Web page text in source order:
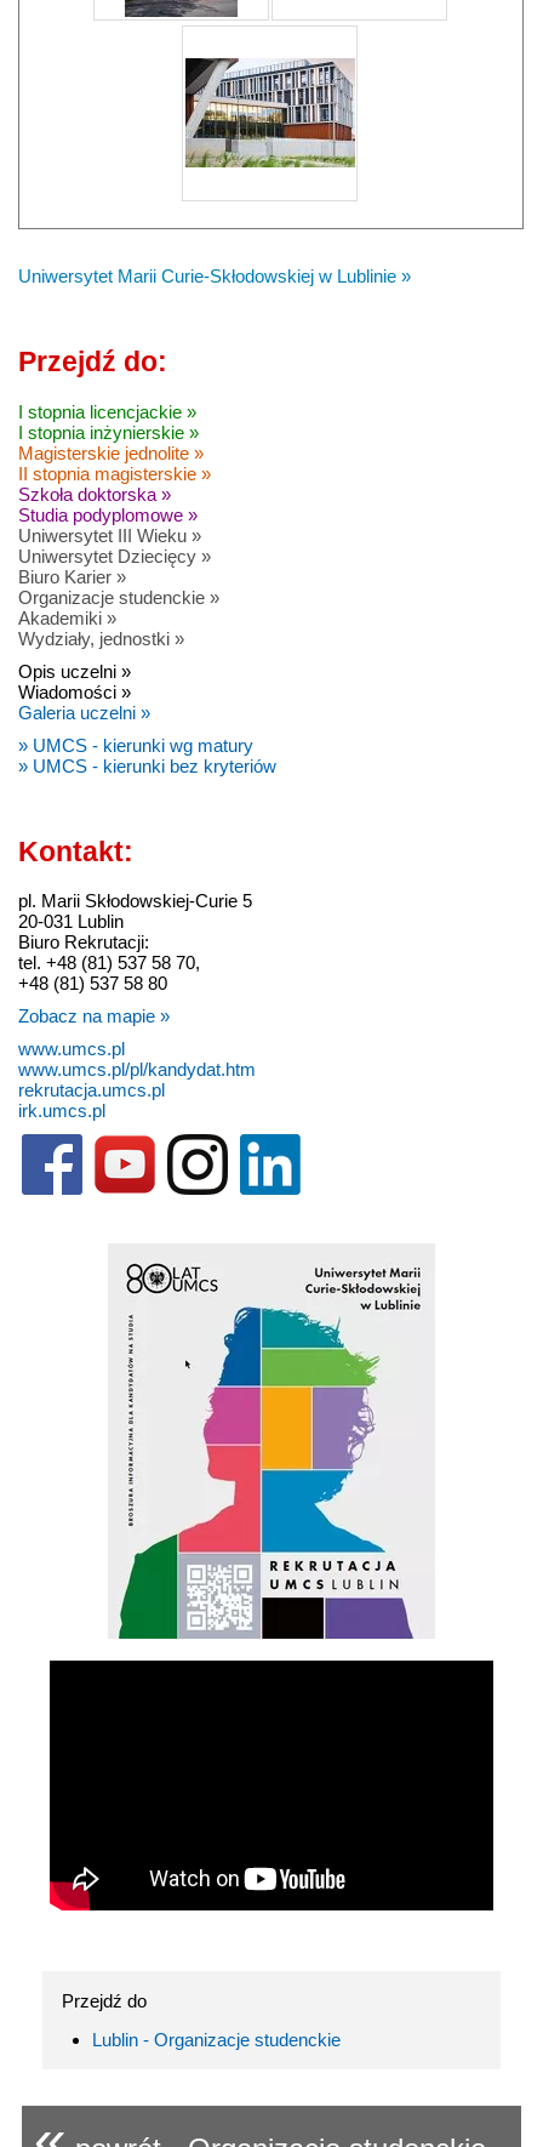
Uniwersytet Marii Curie-Skłodowskiej w Lublinie »
Przejdź do:
I stopnia licencjackie »
I stopnia inżynierskie »
Magisterskie jednolite »
II stopnia magisterskie »
Szkoła doktorska »
Studia podyplomowe »
Uniwersytet III Wieku »
Uniwersytet Dziecięcy »
Biuro Karier »
Organizacje studenckie »
Akademiki »
Wydziały, jednostki »
Opis uczelni »
Wiadomości »
Galeria uczelni »
» UMCS - kierunki wg matury
» UMCS - kierunki bez kryteriów
Kontakt:
pl. Marii Skłodowskiej-Curie 5
20-031 Lublin
Biuro Rekrutacji:
tel. +48 (81) 537 58 70,
+48 (81) 537 58 80
Zobacz na mapie »
www.umcs.pl
www.umcs.pl/pl/kandydat.htm
rekrutacja.umcs.pl
irk.umcs.pl
Przejdź do
Lublin - Organizacje studenckie